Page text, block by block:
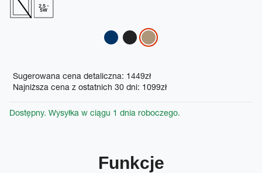
Promotions
Sugerowana cena detaliczna: 1449zł
Najniższa cena z ostatnich 30 dni: 1099zł
Dostępny. Wysyłka w ciągu 1 dnia roboczego.
2.5 -
5W
Funkcje